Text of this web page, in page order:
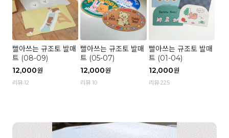
빨아쓰는 규조토 발매
트 (08-09)
12,000원
리뷰 12
빨아쓰는 규조토 발매
트 (05-07)
12,000원
리뷰 10
빨아쓰는 규조토 발매
트 (01-04)
12,000원
리뷰 225